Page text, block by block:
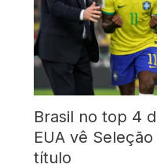
Brasil no top 4
EUA vê
título